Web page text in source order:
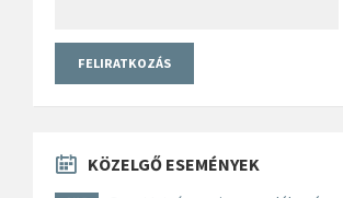
KÖZELGŐ ESEMÉNYEK